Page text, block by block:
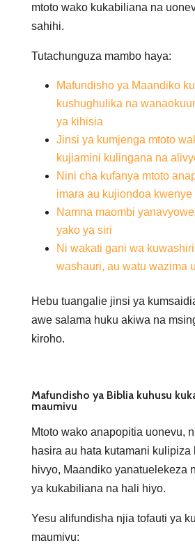
mtoto wako kukabiliana na
sahihi.
Tutachunguza mambo haya:
Mafundisho ya Maandiko
kushughulika na
ya kihisia
Jinsi ya kumjenga mtoto
kujiamini kulingana na
Nini cha kufanya mtoto
imara au kujiondoa
Namna maombi
yako ya siri
Ni wakati gani wa
washauri, au watu wazima
Hebu tuangalie jinsi ya
awe salama huku akiwa na
kiroho.
Mafundisho ya Biblia kuhusu
maumivu
Mtoto wako anapopitia uonevu,
hasira au hata kutamani kulipiza
hivyo, Maandiko yanatuelekeza
ya kukabiliana na hali hiyo.
Yesu alifundisha njia tofauti ya
maumivu: